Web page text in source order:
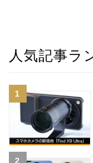
人気記事ラ